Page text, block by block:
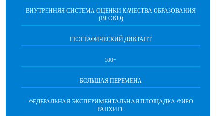
ВНУТРЕННЯЯ СИСТЕМА ОЦЕНКИ КАЧЕСТВА ОБРАЗОВАНИЯ
(ВСОКО)
ГЕОГРАФИЧЕСКИЙ ДИКТАНТ
500+
БОЛЬШАЯ ПЕРЕМЕНА
ФЕДЕРАЛЬНАЯ ЭКСПЕРИМЕНТАЛЬНАЯ ПЛОЩАДКА ФИРО
РАНХИГС